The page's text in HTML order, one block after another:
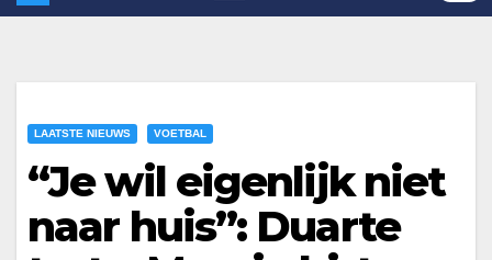
LAATSTE NIEUWS VOETBAL
“Je wil eigenlijk niet
naar huis”: Duarte